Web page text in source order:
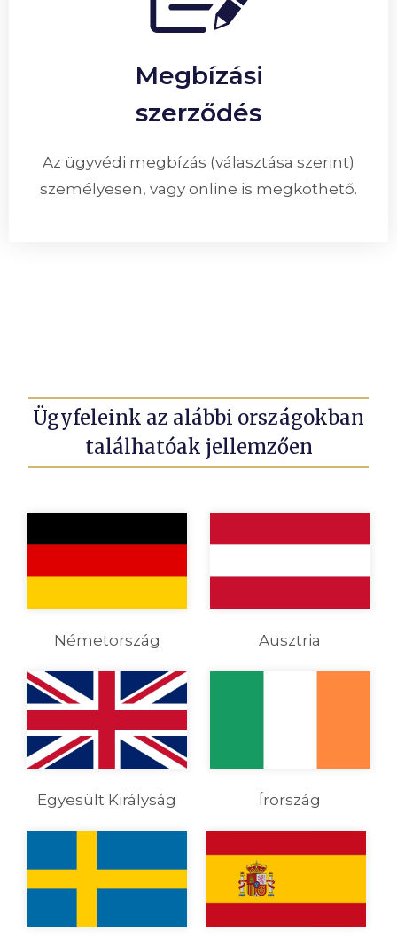
Megbízási
szerződés
Az ügyvédi megbízás (választása szerint)
személyesen, vagy online is megköthető.
Ügyfeleink az alábbi országokban
találhatóak jellemzően
Németország Ausztria
Egyesült Királyság Írország